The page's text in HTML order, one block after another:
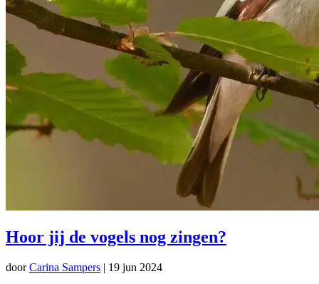
Hoor jij de vogels nog zingen?
doorCarina Sampers | 19 jun 2024